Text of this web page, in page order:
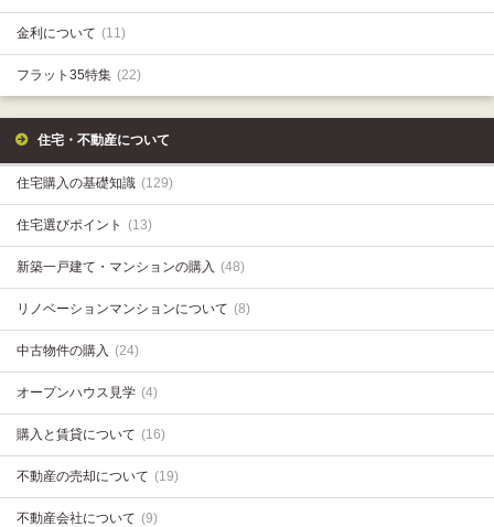
金利について (11)
フラット35特集 (22)
住宅・不動産について
住宅購入の基礎知識 (129)
住宅選びポイント (13)
新築一戸建て・マンションの購入 (48)
リノベーションマンションについて (8)
中古物件の購入 (24)
オープンハウス見学 (4)
購入と賃貸について (16)
不動産の売却について (19)
不動産会社について (9)